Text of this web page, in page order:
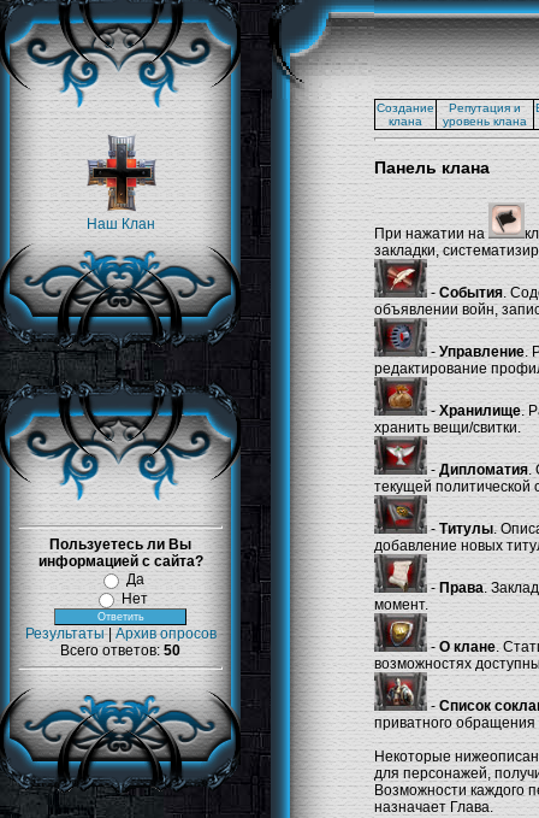
Наш Клан
Пользуетесь ли Вы
информацией с сайта?
Да
Нет
Результаты| Архив опросов
Всего ответов: 50
Создание
клана
Репутация и
уровень клана
Панель клана
При нажатии на
закладки,
- События.
объявлении войн,
- Управление.
редактирование
-Хранилище.
хранить вещи/свитки.
- Дипломатия.
текущей политической
-Титулы.
добавление новых
- Права.
момент.
-О клане.
возможностях
- Список
приватного обращения
Некоторые
для персонажей,
Возможности каждого
назначает Глава.